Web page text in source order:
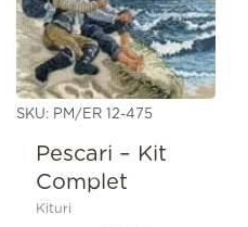
SKU: PM/ER 12-475
Pescari – Kit
Complet
Kituri